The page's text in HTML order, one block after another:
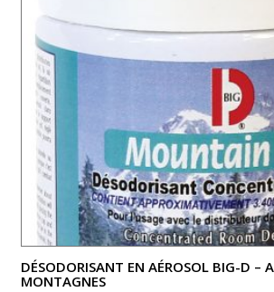
DÉSODORISANT EN AÉROSOL BIG-D –
MONTAGNES